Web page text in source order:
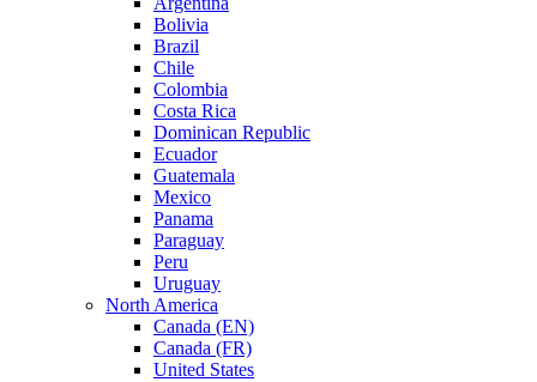
Bolivia
Brazil
Chile
Colombia
Costa Rica
Dominican Republic
Ecuador
Guatemala
Mexico
Panama
Paraguay
Peru
Uruguay
North America
Canada (EN)
Canada (FR)
United States